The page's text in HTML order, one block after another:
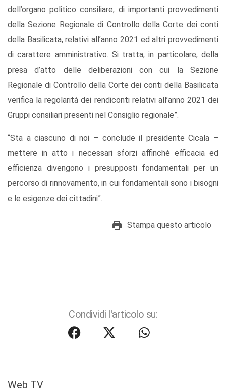
dell’organo politico consiliare, di importanti provvedimenti
della Sezione Regionale di Controllo della Corte dei conti
della Basilicata, relativi all’anno 2021 ed altri provvedimenti
di carattere amministrativo. Si tratta, in particolare, della
presa d’atto delle deliberazioni con cui la Sezione
Regionale di Controllo della Corte dei conti della Basilicata
verifica la regolarità dei rendiconti relativi all’anno 2021 dei
Gruppi consiliari presenti nel Consiglio regionale”.
“Sta a ciascuno di noi – conclude il presidente Cicala –
mettere in atto i necessari sforzi affinché efficacia ed
efficienza divengono i presupposti fondamentali per un
percorso di rinnovamento, in cui fondamentali sono i bisogni
e le esigenze dei cittadini”.
Stampa questo articolo
Condividi l'articolo su:
Web TV